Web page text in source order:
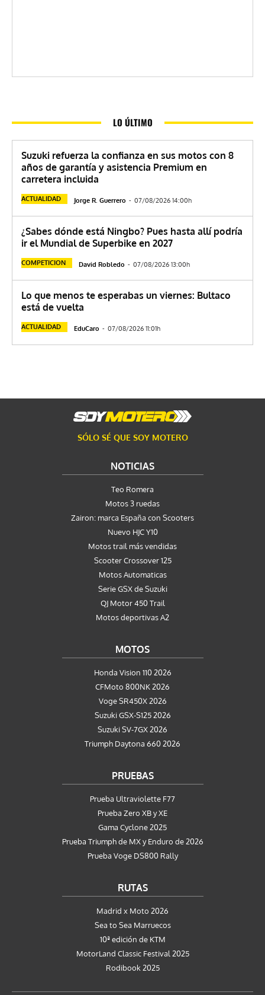
LO ÚLTIMO
Suzuki refuerza la confianza en sus motos con 8
años de garantía y asistencia Premium en
carretera incluida
ACTUALIDAD Jorge R. Guerrero - 07/08/2026 14:00h
¿Sabes dónde está Ningbo? Pues hasta allí podría
ir el Mundial de Superbike en 2027
COMPETICION David Robledo - 07/08/2026 13:00h
Lo que menos te esperabas un viernes: Bultaco
está de vuelta
ACTUALIDAD EduCaro - 07/08/2026 11:01h
SÓLO SÉ QUE SOY MOTERO
NOTICIAS
Teo Romera
Motos 3 ruedas
Zairon: marca España con Scooters
Nuevo HJC Y10
Motos trail más vendidas
Scooter Crossover 125
Motos Automaticas
Serie GSX de Suzuki
QJ Motor 450 Trail
Motos deportivas A2
MOTOS
Honda Vision 110 2026
CFMoto 800NK 2026
Voge SR450X 2026
Suzuki GSX-S125 2026
Suzuki SV-7GX 2026
Triumph Daytona 660 2026
PRUEBAS
Prueba Ultraviolette F77
Prueba Zero XB y XE
Gama Cyclone 2025
Prueba Triumph de MX y Enduro de 2026
Prueba Voge DS800 Rally
RUTAS
Madrid x Moto 2026
Sea to Sea Marruecos
10ª edición de KTM
MotorLand Classic Festival 2025
Rodibook 2025